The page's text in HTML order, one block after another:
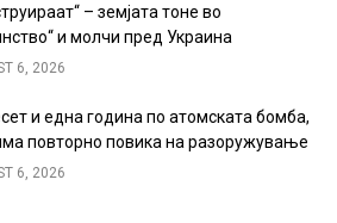
– земјата тоне во
и молчи пред Украина
6, 2026
и една година по атомската бомба,
повторно повика на разоружување
6, 2026